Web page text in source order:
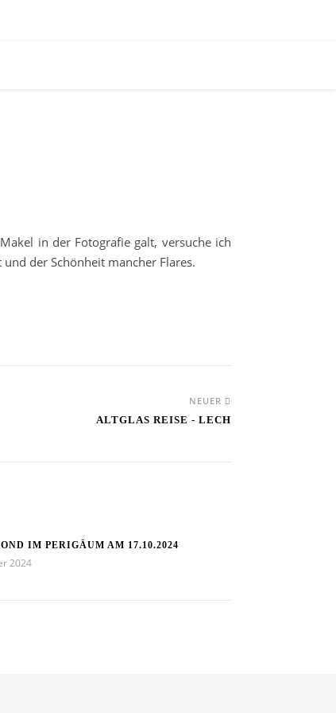
in der Fotografie galt, versuche ich
der Schönheit mancher Flares.
NEUER
ALTGLAS REISE - LECH
IM PERIGÄUM AM 17.10.2024
2024